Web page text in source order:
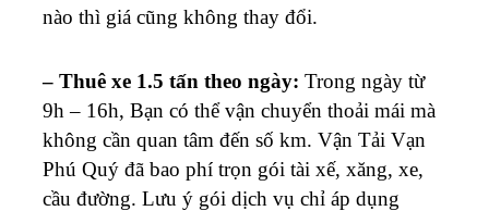
nào thì giá cũng không thay đổi.
– Thuê xe 1.5 tấn theo ngày: Trong ngày từ
9h – 16h, Bạn có thể vận chuyển thoải mái mà
không cần quan tâm đến số km. Vận Tải Vạn
Phú Quý đã bao phí trọn gói tài xế, xăng, xe,
cầu đường. Lưu ý gói dịch vụ chỉ áp dụng